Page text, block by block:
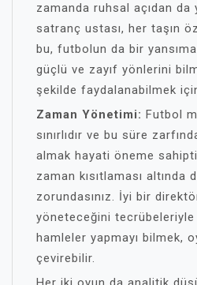
zamanda ruhsal açıdan da
satranç ustası, her taşın
bu, futbolun da bir
güçlü ve zayıf yönlerini
şekilde faydalanabilmek
Zaman Yönetimi: Futbol
sınırlıdır ve bu süre
almak hayati öneme
zaman kısıtlaması altında
zorundasınız. İyi bir
yöneteceğini
hamleler yapmayı bilmek,
çevirebilir.